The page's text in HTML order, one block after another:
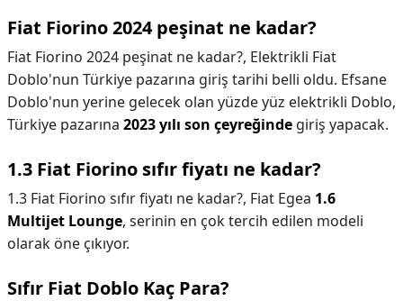
Fiat Fiorino 2024 peşinat ne kadar?
Fiat Fiorino 2024 peşinat ne kadar?, Elektrikli Fiat
Doblo'nun Türkiye pazarına giriş tarihi belli oldu. Efsane
Doblo'nun yerine gelecek olan yüzde yüz elektrikli Doblo,
Türkiye pazarına 2023 yılı son çeyreğinde giriş yapacak.
1.3 Fiat Fiorino sıfır fiyatı ne kadar?
1.3 Fiat Fiorino sıfır fiyatı ne kadar?, Fiat Egea 1.6
Multijet Lounge, serinin en çok tercih edilen modeli
olarak öne çıkıyor.
Sıfır Fiat Doblo Kaç Para?